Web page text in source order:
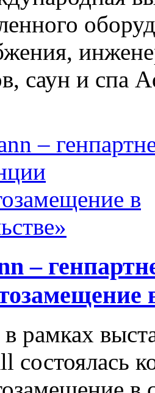
саун и спа
–
в рамках
состоялась